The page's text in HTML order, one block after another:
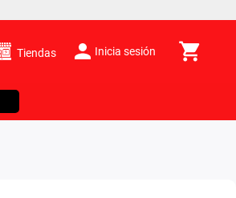
Tiendas Inicia sesión